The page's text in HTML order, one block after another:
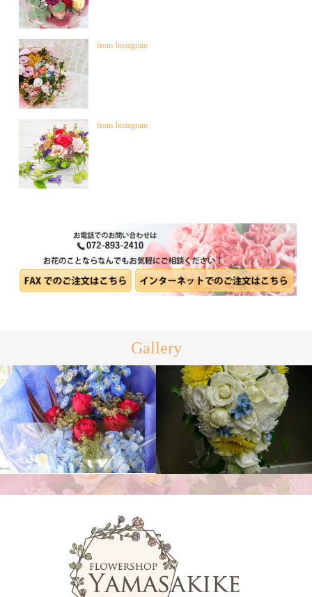
from Instagram
from Instagram
Gallery
花束
ブライダルブーケ